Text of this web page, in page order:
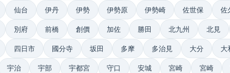
仙台 伊丹 伊勢 伊勢原 伊勢崎 佐世保 佐
別府 前橋 創價 加佐 勝田 北九州 北見
四日市 國分寺 坂田 多摩 多治見 大分 大
宇治 宇部 宇都宮 守口 安城 宮崎 宮崎